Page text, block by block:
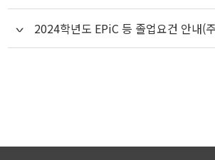
2024학년도 EPiC 등 졸업요건 안내(